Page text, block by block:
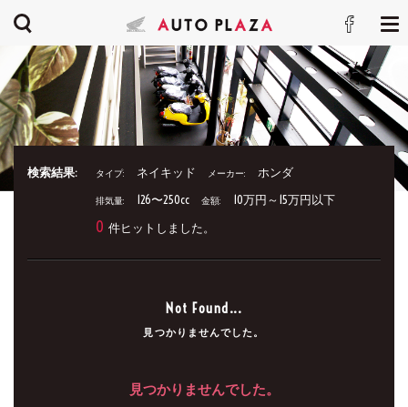
検索結果: タイプ: ネイキッド メーカー: ホンダ
排気量: 126〜250cc 金額: 10万円～15万円以下
0 件ヒットしました。
Not Found...
見つかりませんでした。
見つかりませんでした。